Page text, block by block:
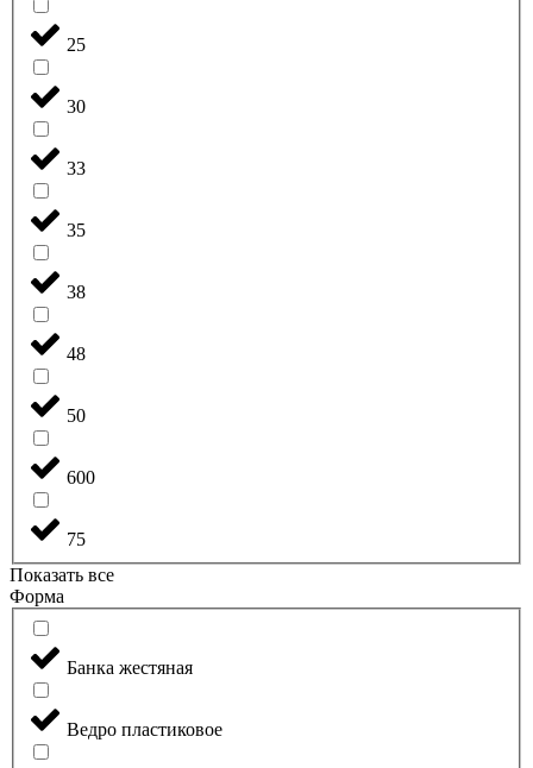
25
30
33
35
38
48
50
600
75
Показать все
Форма
Банка жестяная
Ведро пластиковое